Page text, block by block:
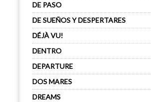
DE PASO
DE SUEÑOS Y DESPERTARES
DÉJÀ VU!
DENTRO
DEPARTURE
DOS MARES
DREAMS